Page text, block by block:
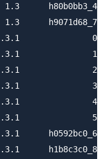
h80b0bb3_4
h9071d68_7
0
1
2
3
4
5
h0592bc0_6
h1b8c3c0_8